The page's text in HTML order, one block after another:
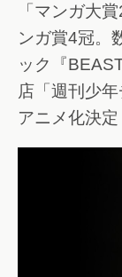
「マンガ大
ンガ賞4冠。
ック『
店「週刊少
アニメ化決定